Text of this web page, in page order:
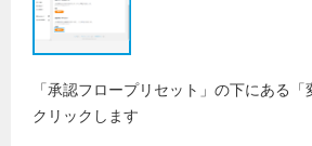
「承認フロープリセット」の下にある
クリックします